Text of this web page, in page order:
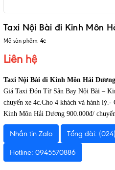
Taxi Nội Bài đi Kinh Môn
Mã sản phẩm: 4c
Liên hệ
Taxi Nội Bài đi Kinh Môn Hải Dương
Giá Taxi Đón Từ Sân Bay Nội Bài –
chuyến xe 4c.Cho 4 khách và hành
Kinh Môn Hải Dương 900.000đ/
Nhắn tin Zalo Tổng đài:
Hotline: 0945570886